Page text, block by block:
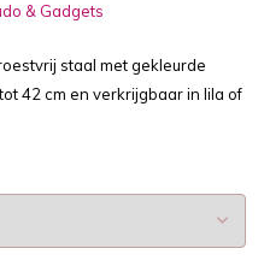
& Gadgets
staal met gekleurde
42 cm en verkrijgbaar in lila of